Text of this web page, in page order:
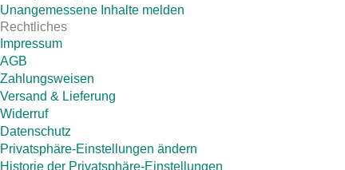
Unangemessene Inhalte melden
Rechtliches
Impressum
AGB
Zahlungsweisen
Versand & Lieferung
Widerruf
Datenschutz
Privatsphäre-Einstellungen ändern
Historie der Privatsphäre-Einstellungen